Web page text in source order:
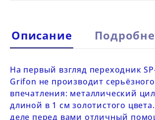
Описание
На первый взгляд переходник
Grifon не производит серьёзного
впечатления: металлический
длиной в 1 см золотистого
деле перед вами отличный